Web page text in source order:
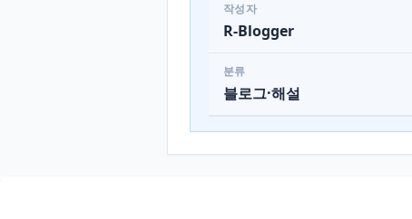
작성자
R-Blogger
분류
블로그·해설